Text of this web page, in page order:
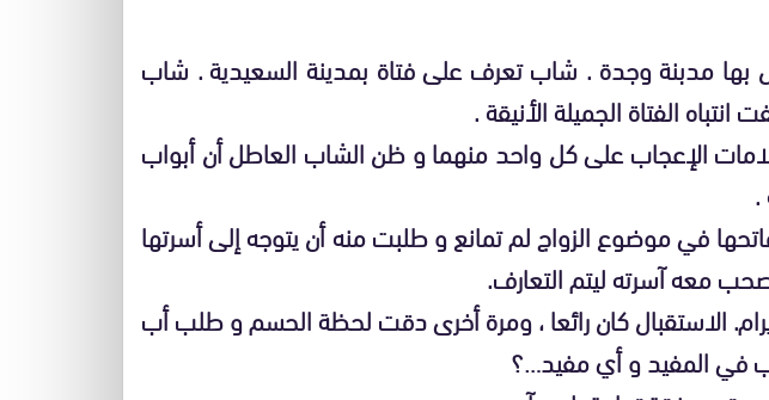
مدبنة وجدة . شاب تعرف على فتاة بمدينة السعيدية . شاب
الفتاة الجميلة الأنيقة .
الإعجاب على كل واحد منهما و ظن الشاب العاطل أن أبواب
.
في موضوع الزواج لم تمانع و طلبت منه أن يتوجه إلى أسرتها
معه آسرته ليتم التعارف.
الاستقبال كان رائعا ، ومرة أخرى دقت لحظة الحسم و طلب أب
في المفيد و أي مفيد…؟